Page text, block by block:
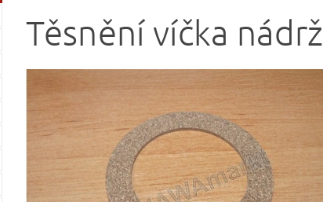
Těsnění víčka